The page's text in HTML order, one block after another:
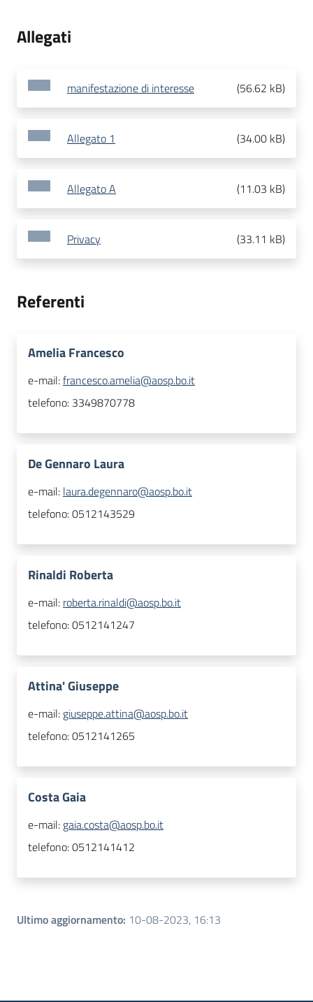
Allegati
manifestazione di interesse (56.62 kB)
Allegato 1 (34.00 kB)
Allegato A (11.03 kB)
Privacy (33.11 kB)
Referenti
Amelia Francesco
e-mail:francesco.amelia@aosp.bo.it
telefono: 3349870778
De Gennaro Laura
e-mail: laura.degennaro@aosp.bo.it
telefono:0512143529
Rinaldi Roberta
e-mail: roberta.rinaldi@aosp.bo.it
telefono:0512141247
Attina' Giuseppe
e-mail: giuseppe.attina@aosp.bo.it
telefono:0512141265
Costa Gaia
e-mail: gaia.costa@aosp.bo.it
telefono:0512141412
Ultimo aggiornamento: 10-08-2023, 16:13